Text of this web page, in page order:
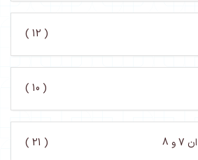
( 12 )
( 10 )
8
( 21 )